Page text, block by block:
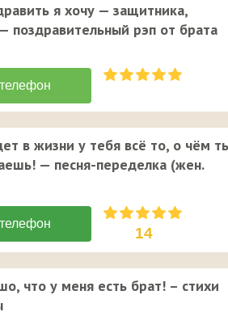
я хочу — защитника,
поздравительный рэп от брата
в жизни у тебя всё то, о чём
— песня-переделка (жен.
14
что у меня есть брат! – стихи